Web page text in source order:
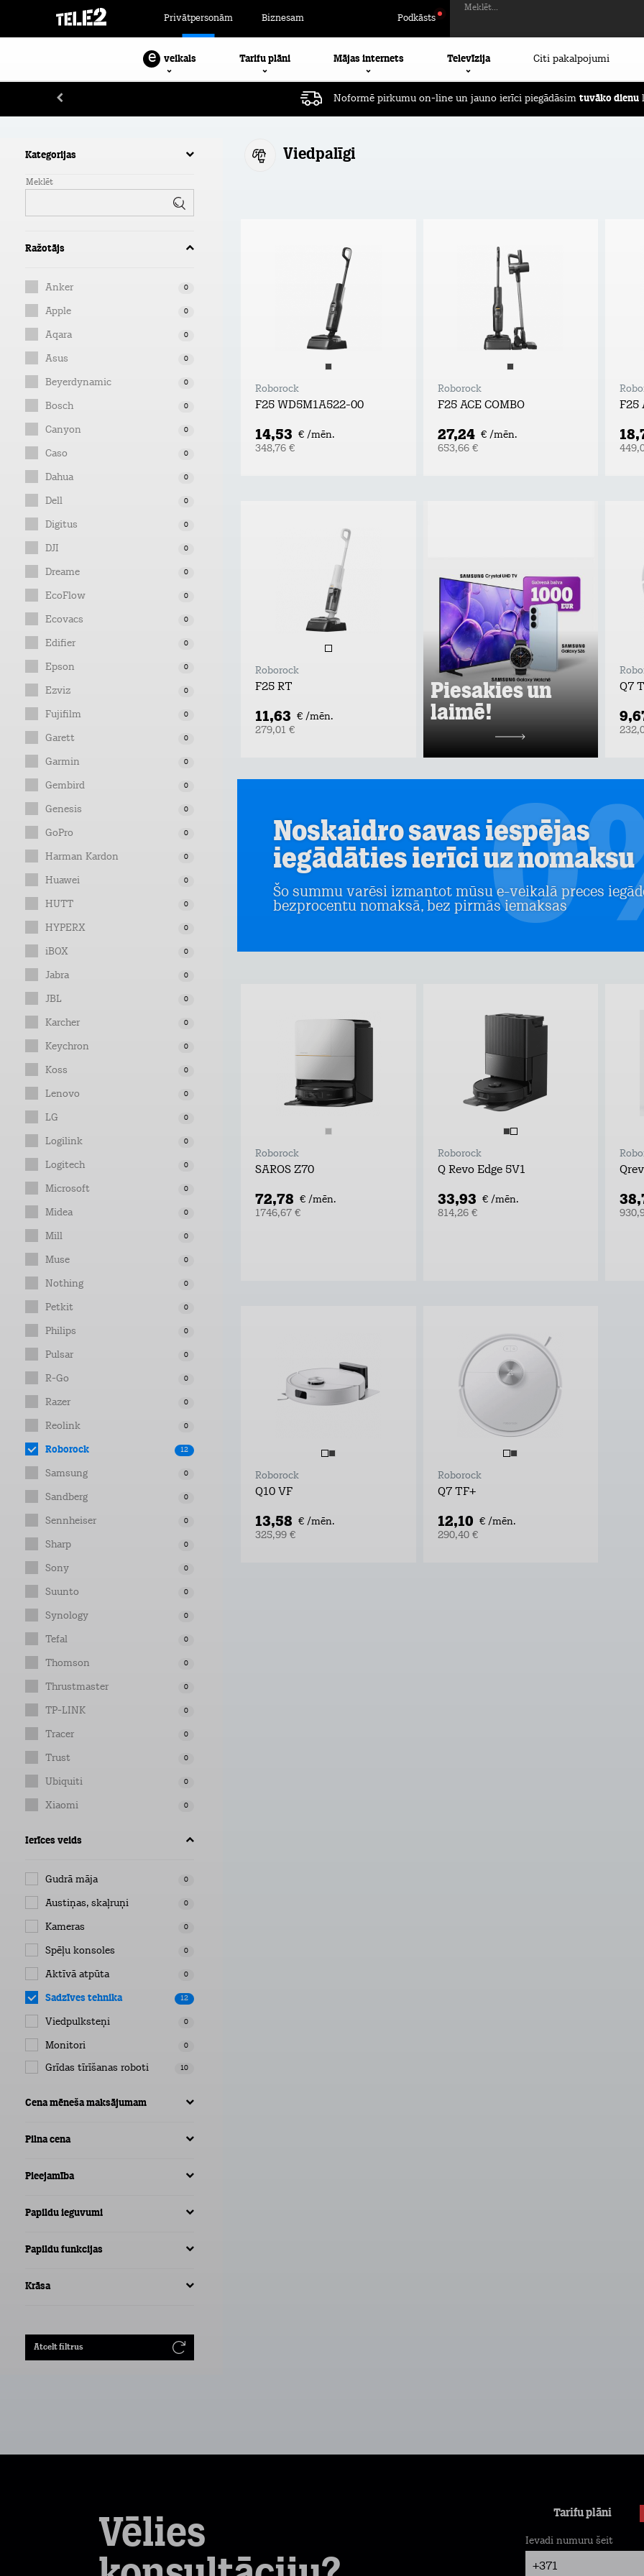
Privātpersonām Biznesam Podkāsts
Meklēt...
e veikals Tarifu plāni Mājas internets Televīzija Citi pakalpojumi
Noformē pirkumu on-line un jauno ierīci piegādāsim tuvāko dienu
Kategorijas
Meklēt
Ražotājs
Anker 0
Apple 0
Aqara 0
Asus 0
Beyerdynamic 0
Bosch 0
Canyon 0
Caso 0
Dahua 0
Dell 0
Digitus 0
DJI 0
Dreame 0
EcoFlow 0
Ecovacs 0
Edifier 0
Epson 0
Ezviz 0
Fujifilm 0
Garett 0
Garmin 0
Gembird 0
Genesis 0
GoPro 0
Harman Kardon 0
Huawei 0
HUTT 0
HYPERX 0
iBOX 0
Jabra 0
JBL 0
Karcher 0
Keychron 0
Koss 0
Lenovo 0
LG 0
Logilink 0
Logitech 0
Microsoft 0
Midea 0
Mill 0
Muse 0
Nothing 0
Petkit 0
Philips 0
Pulsar 0
R-Go 0
Razer 0
Reolink 0
Roborock 12
Samsung 0
Sandberg 0
Sennheiser 0
Sharp 0
Sony 0
Suunto 0
Synology 0
Tefal 0
Thomson 0
Thrustmaster 0
TP-LINK 0
Tracer 0
Trust 0
Ubiquiti 0
Xiaomi 0
Ierīces veids
Gudrā māja 0
Austiņas, skaļruņi 0
Kameras 0
Spēļu konsoles 0
Aktīvā atpūta 0
Sadzīves tehnika 12
Viedpulksteņi 0
Monitori 0
Grīdas tīrīšanas roboti 10
Cena mēneša maksājumam
Pilna cena
Pieejamība
Papildu ieguvumi
Papildu funkcijas
Krāsa
Atcelt filtrus
Viedpalīgi
Roborock
F25 WD5M1A522-00
14,53 € /mēn.
348,76 €
Roborock
F25 ACE COMBO
27,24 € /mēn.
653,66 €
F25
Roborock
F25 RT
11,63 € /mēn.
279,01 €
Piesakies un
laimē!
piedāvājumus pie Tele2 un
piedalies vērtīgu baltvu izlozē!
Uzzināt vairāk
Q7
Noskaidro savas iespējas
iegādāties ierīci uz nomaksu
Šo summu varēsi izmantot mūsu e-veikalā preces
bezprocentu nomaksā, bez pirmās iemaksas
Roborock
SAROS Z70
72,78 € /mēn.
1746,67 €
Roborock
Q Revo Edge 5V1
33,93 € /mēn.
814,26 €
Roborock
Q10 VF
13,58 € /mēn.
325,99 €
Roborock
Q7 TF+
12,10 € /mēn.
290,40 €
Vēlies
Tarifu plāni
+371
Ievadi numuru šeit